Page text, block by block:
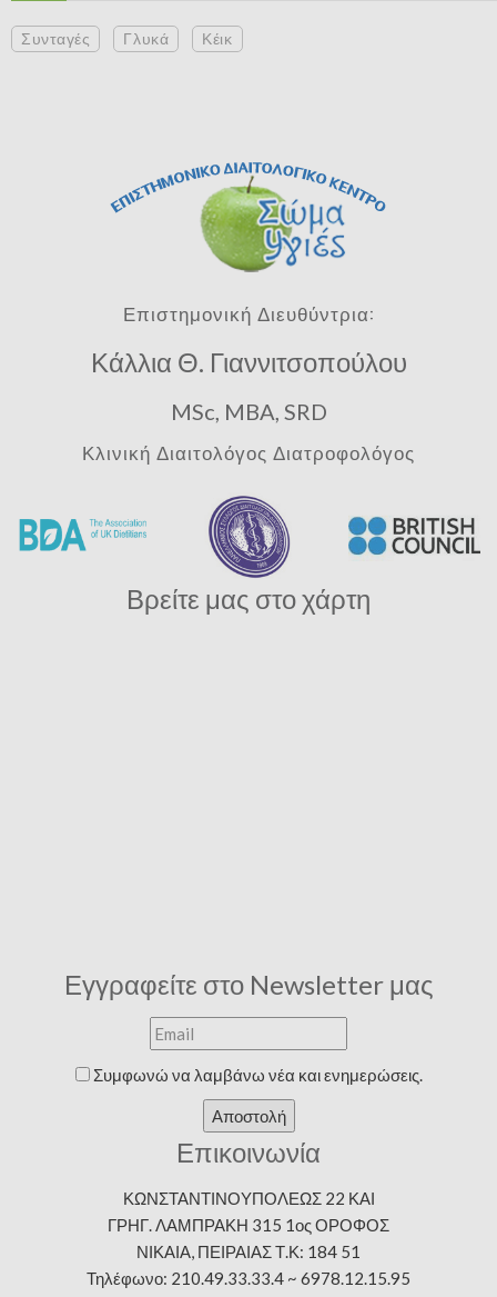
Συνταγές Γλυκά Κέικ
Επιστημονική Διευθύντρια:
Κάλλια Θ. Γιαννιτσοπούλου
MSc, MBA, SRD
Κλινική Διαιτολόγος Διατροφολόγος
Βρείτε μας στο χάρτη
Εγγραφείτε στο Newsletter μας
Συμφωνώ να λαμβάνω νέα και ενημερώσεις.
Αποστολή
Επικοινωνία
ΚΩΝΣΤΑΝΤΙΝΟΥΠΟΛΕΩΣ 22 ΚΑΙ
ΓΡΗΓ. ΛΑΜΠΡΑΚΗ 315 1ος ΟΡΟΦΟΣ
ΝΙΚΑΙΑ, ΠΕΙΡΑΙΑΣ Τ.Κ: 184 51
Τηλέφωνο: 210.49.33.33.4 ~ 6978.12.15.95